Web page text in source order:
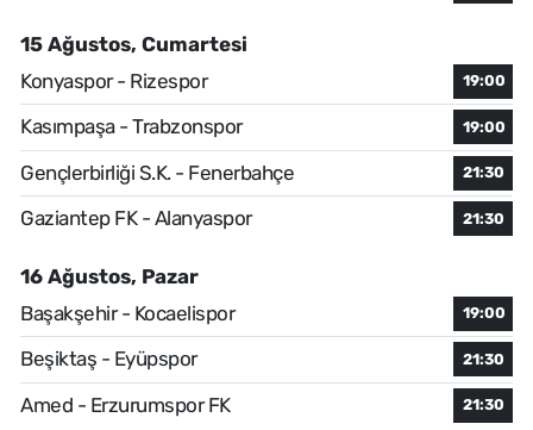
15 Ağustos, Cumartesi
Konyaspor - Rizespor
19:00
Kasımpaşa - Trabzonspor 19:00
Gençlerbirliği S.K. - Fenerbahçe 21:30
Gaziantep FK - Alanyaspor 21:30
16 Ağustos, Pazar
Başakşehir - Kocaelispor
19:00
Beşiktaş - Eyüpspor 21:30
Amed - Erzurumspor FK 21:30